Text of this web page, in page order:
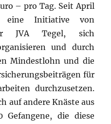
– pro Tag. Seit April
Initiative von
JVA Tegel, sich
und durch
Mindestlohn und die
für
durchzusetzen.
auf andere Knäste aus
die diese